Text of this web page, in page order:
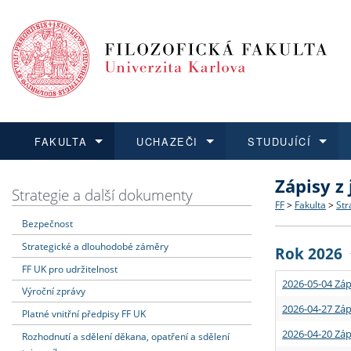
FAKULTA
Dozvědět se více
Struktura
Strategie
Podpora
UCHAZEČI
Podat přihlášku
Co
Učitelské
STUDUJÍCÍ
Dozvědět se více
Rigorózní
Dozvědět se více
O vědě a
Granty a
Dozvědět se více
Aktuální
Strategie a další dokumenty
Bezpečnost
Strategické a dlouhodobé záměry
FF UK pro udržitelnost
Výroční zprávy
Platné vnitřní předpisy FF UK
Rozhodnutí a sdělení děkana, opatření a sdělení
Zápisy
FF > Fakulta >
Rok 2026
2026-05-04
2026-04-27
2026-04-20